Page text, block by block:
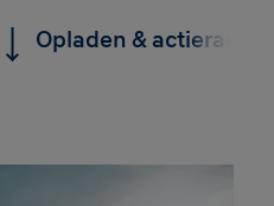
Opladen & actieradius